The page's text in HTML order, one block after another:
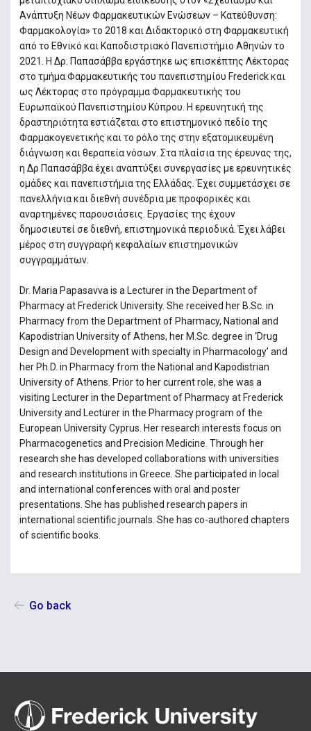
Ανάπτυξη Νέων Φαρμακευτικών Ενώσεων – Κατεύθυνση:
Φαρμακολογία» το 2018 και Διδακτορικό στη Φαρμακευτική
από το Εθνικό και Καποδιστριακό Πανεπιστήμιο Αθηνών το
2021. Η Δρ. Παπασάββα εργάστηκε ως επισκέπτης Λέκτορας
στο τμήμα Φαρμακευτικής του πανεπιστημίου Frederick και
ως Λέκτορας στο πρόγραμμα Φαρμακευτικής του
Ευρωπαϊκού Πανεπιστημίου Κύπρου. Η ερευνητική της
δραστηριότητα εστιάζεται στο επιστημονικό πεδίο της
Φαρμακογενετικής και το ρόλο της στην εξατομικευμένη
διάγνωση και θεραπεία νόσων. Στα πλαίσια της έρευνας της,
η Δρ Παπασάββα έχει αναπτύξει συνεργασίες με ερευνητικές
ομάδες και πανεπιστήμια της Ελλάδας. Έχει συμμετάσχει σε
πανελλήνια και διεθνή συνέδρια με προφορικές και
αναρτημένες παρουσιάσεις. Εργασίες της έχουν
δημοσιευτεί σε διεθνή, επιστημονικά περιοδικά. Έχει λάβει
μέρος στη συγγραφή κεφαλαίων επιστημονικών
συγγραμμάτων.
Dr. Maria Papasavva is a Lecturer in the Department of
Pharmacy at Frederick University. She received her B.Sc. in
Pharmacy from the Department of Pharmacy, National and
Kapodistrian University of Athens, her M.Sc. degree in ‘Drug
Design and Development with specialty in Pharmacology’ and
her Ph.D. in Pharmacy from the National and Kapodistrian
University of Athens. Prior to her current role, she was a
visiting Lecturer in the Department of Pharmacy at Frederick
University and Lecturer in the Pharmacy program of the
European University Cyprus. Her research interests focus on
Pharmacogenetics and Precision Medicine. Through her
research she has developed collaborations with universities
and research institutions in Greece. She participated in local
and international conferences with oral and poster
presentations. She has published research papers in
international scientific journals. She has co-authored chapters
of scientific books.
Go back